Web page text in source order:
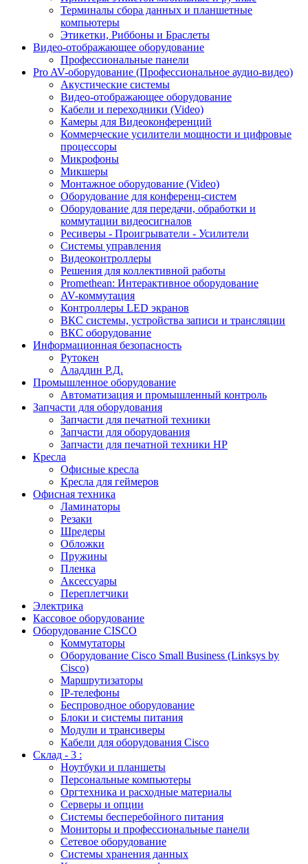
Терминалы сбора данных и планшетные
компьютеры
Этикетки, Риббоны и Браслеты
Видео-отображающее оборудование
Профессиональные панели
Pro AV-оборудование (Профессиональное аудио-видео)
Акустические системы
Видео-отображающее оборудование
Кабели и переходники (Video)
Камеры для Видеоконференций
Коммерческие усилители мощности и цифровые
процессоры
Микрофоны
Микшеры
Монтажное оборудование (Video)
Оборудование для конференц-систем
Оборудование для передачи, обработки и
коммутации видеосигналов
Ресиверы - Проигрыватели - Усилители
Системы управления
Видеоконтроллеры
Решения для коллективной работы
Promethean: Интерактивное оборудование
AV-коммутация
Контроллеры LED экранов
ВКС системы, устройства записи и трансляции
ВКС оборудование
Информационная безопасность
Рутокен
Аладдин Р.Д.
Промышленное оборудование
Автоматизация и промышленный контроль
Запчасти для оборудования
Запчасти для печатной техники
Запчасти для оборудования
Запчасти для печатной техники HP
Кресла
Офисные кресла
Кресла для геймеров
Офисная техника
Ламинаторы
Резаки
Шредеры
Обложки
Пружины
Пленка
Аксессуары
Переплетчики
Электрика
Кассовое оборудование
Оборудование CISCO
Коммутаторы
Оборудование Cisco Small Business (Linksys by
Cisco)
Маршрутизаторы
IP-телефоны
Беспроводное оборудование
Блоки и системы питания
Модули и трансиверы
Кабели для оборудования Cisco
Склад - 3 :
Ноутбуки и планшеты
Персональные компьютеры
Оргтехника и расходные материалы
Серверы и опции
Системы бесперебойного питания
Мониторы и профессиональные панели
Сетевое оборудование
Системы хранения данных